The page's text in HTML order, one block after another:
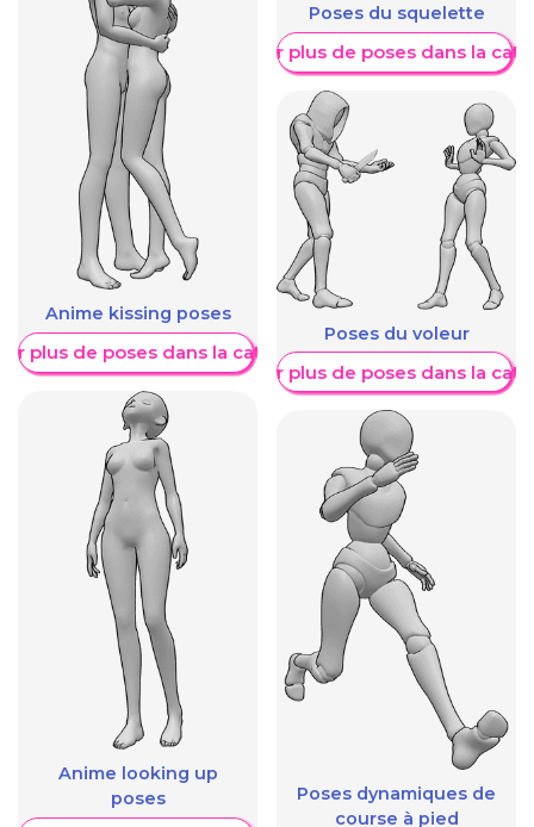
Anime kissing poses
plus de poses dans la catégorie
Anime looking up
poses
Poses du squelette
Afficher plus de poses dans la
Poses du voleur
Afficher plus de poses dans la
Poses dynamiques de
course à pied